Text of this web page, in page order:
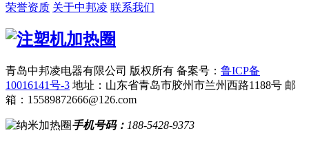
荣誉资质 关于中邦凌 联系我们
青岛中邦凌电器有限公司 版权所有 备案号： 鲁ICP备
10016141号-3 地址：山东省青岛市胶州市兰州西路1188号 邮
箱：15589872666@126.com
手机号码： 188-5428-9373